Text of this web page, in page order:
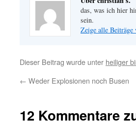
das, was ich hier
sein.
Zeige alle
Dieser Beitrag wurde unter heiliger
← Weder Explosionen noch Busen
12 Kommentare